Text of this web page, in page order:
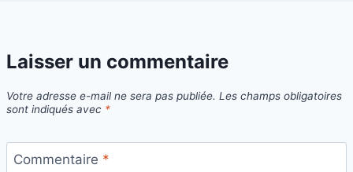
Laisser un commentaire
Votre adresse e-mail ne sera pas publiée. Les champs obligatoires
sont indiqués avec *
Commentaire *